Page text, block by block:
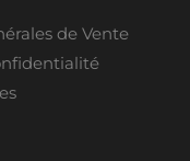
de Vente